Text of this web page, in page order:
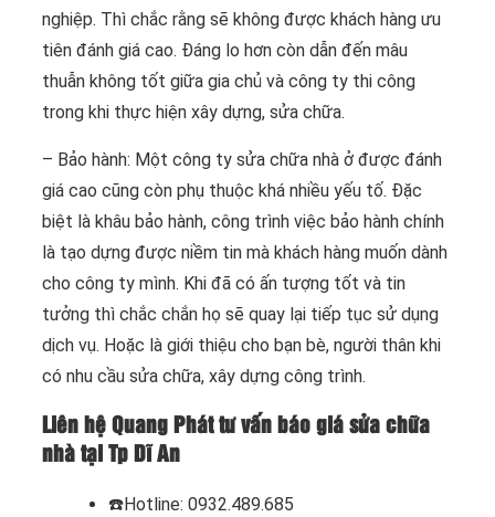
nghiệp. Thì chắc rằng sẽ không được khách hàng ưu
tiên đánh giá cao. Đáng lo hơn còn dẫn đến mâu
thuẫn không tốt giữa gia chủ và công ty thi công
trong khi thực hiện xây dựng, sửa chữa.
– Bảo hành: Một công ty sửa chữa nhà ở được đánh
giá cao cũng còn phụ thuộc khá nhiều yếu tố. Đặc
biệt là khâu bảo hành, công trình việc bảo hành chính
là tạo dựng được niềm tin mà khách hàng muốn dành
cho công ty mình. Khi đã có ấn tượng tốt và tin
tưởng thì chắc chắn họ sẽ quay lại tiếp tục sử dụng
dịch vụ. Hoặc là giới thiệu cho bạn bè, người thân khi
có nhu cầu sửa chữa, xây dựng công trình.
Liên hệ Quang Phát tư vấn báo giá sửa chữa
nhà tại Tp Dĩ An
☎️Hotline: 0932.489.685